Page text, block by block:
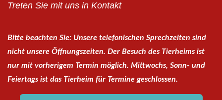
Treten Sie mit uns in Kontakt
Bitte beachten Sie: Unsere telefonischen Sprechzeiten sind
nicht unsere Öffnungszeiten. Der Besuch des Tierheims ist
nur mit vorherigem Termin möglich. Mittwochs, Sonn- und
Feiertags ist das Tierheim für Termine geschlossen.